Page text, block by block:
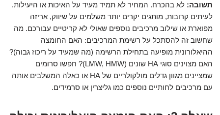
תשובה: לא בהכרח. המחיר לא תמיד מעיד על האיכות או היעילות.
לעיתים קרובות, מותגים יקרים יותר משלמים על שיווק, אריזה
מפוארת או שילוב מרכיבים נוספים שאולי לא קריטיים עבורכם. מה
שחשוב זה להסתכל על רשימת המרכיבים: האם החומצה
ההיאלורונית מופיעה בתחילת הרשימה (מה שמעיד על ריכוז גבוה)?
האם מצוינים סוגי HA שונים (LMW, HMW)? חפשו סרומים
שמציינים מגוון גדלים מולקולריים של HA או כאלה המשלבים אותה
עם מרכיבים לחותיים נוספים כמו גליצרין או סרמידים.